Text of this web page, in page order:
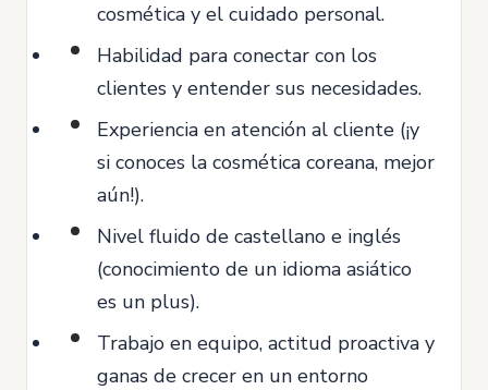
cosmética y el cuidado personal.
Habilidad para conectar con los
clientes y entender sus necesidades.
Experiencia en atención al cliente (¡y
si conoces la cosmética coreana, mejor
aún!).
Nivel fluido de castellano e inglés
(conocimiento de un idioma asiático
es un plus).
Trabajo en equipo, actitud proactiva y
ganas de crecer en un entorno